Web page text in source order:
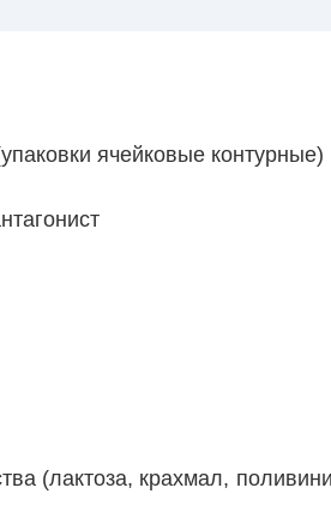
ячейковые контурные)
(лактоза, крахмал,